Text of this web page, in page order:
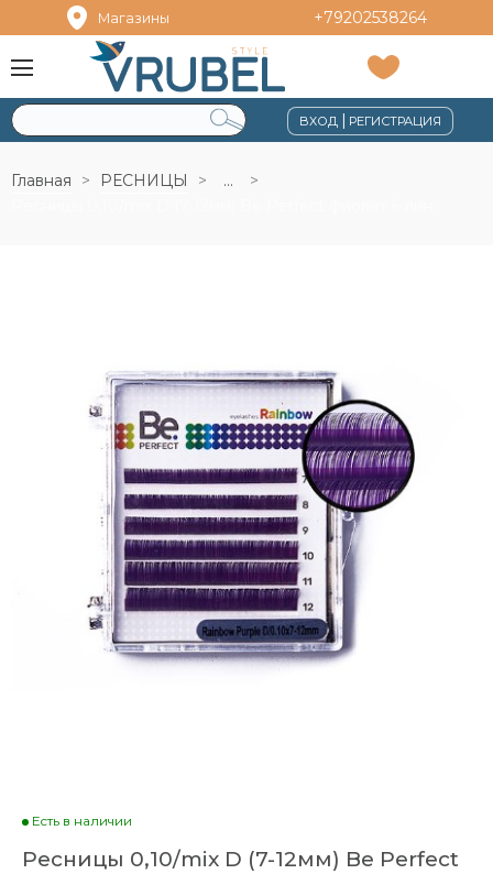
Магазины +79202538264
ВХОД |РЕГИСТРАЦИЯ
Главная РЕСНИЦЫ
...
Есть в наличии
Ресницы 0,10/mix D (7-12мм) Be Perfect